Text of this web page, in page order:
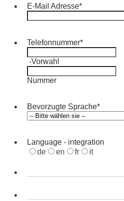
E-Mail Adresse*
Telefonnummer*
-Vorwahl
Nummer
Bevorzugte Sprache*
Language - integration
de
en fr it